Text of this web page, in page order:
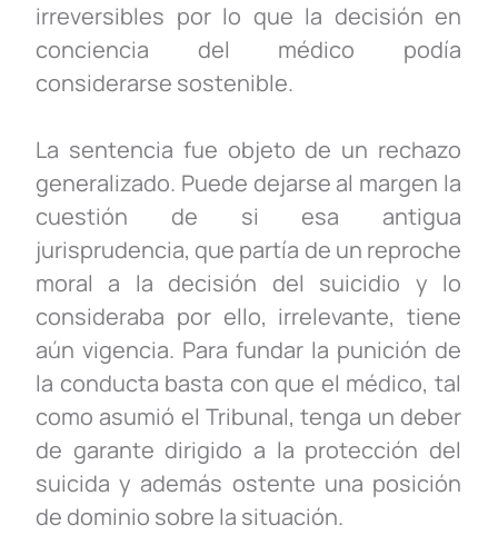
irreversibles por lo que la decisión en
conciencia del médico podía
considerarse sostenible.
La sentencia fue objeto de un rechazo
generalizado. Puede dejarse al margen la
cuestión de si esa antigua
jurisprudencia, que partía de un reproche
moral a la decisión del suicidio y lo
consideraba por ello, irrelevante, tiene
aún vigencia. Para fundar la punición de
la conducta basta con que el médico, tal
como asumió el Tribunal, tenga un deber
de garante dirigido a la protección del
suicida y además ostente una posición
de dominio sobre la situación.